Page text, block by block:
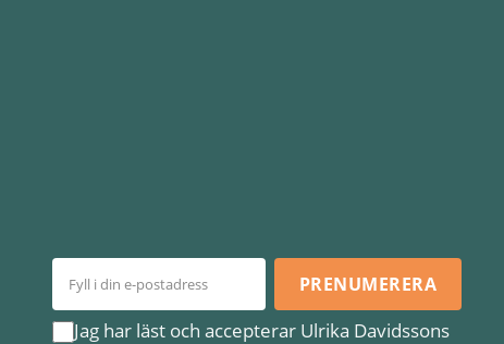
PRENUMERERA
Jag har läst och accepterar Ulrika Davidssons